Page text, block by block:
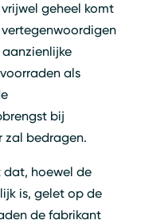
geheel komt
als
bij
zal bedragen.
dat, hoewel de
is, gelet op de
de fabrikant